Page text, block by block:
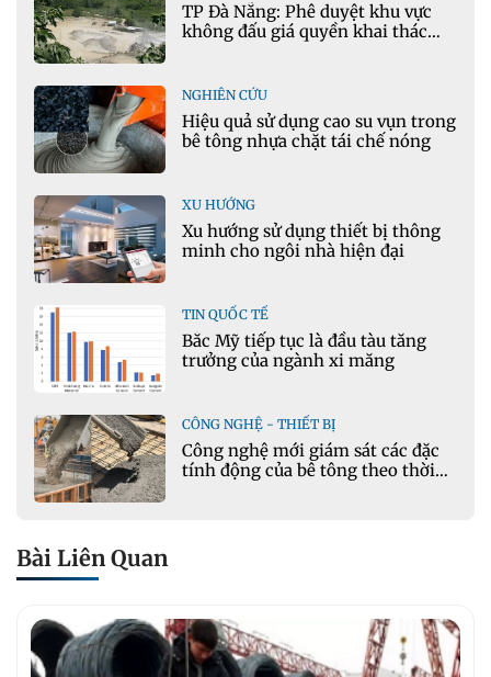
TP Đà Nẵng: Phê duyệt khu vực
không đấu giá quyền khai thác
NGHIÊN CỨU
Hiệu quả sử dụng cao su vụn trong
bê tông nhựa chặt tái chế nóng
XU HƯỚNG
Xu hướng sử dụng thiết bị thông
minh cho ngôi nhà hiện đại
TIN QUỐC TẾ
Bắc Mỹ tiếp tục là đầu tàu tăng
trưởng của ngành xi măng
CÔNG NGHỆ - THIẾT BỊ
Công nghệ mới giám sát các đặc
tính động của bê tông theo thời
Bài Liên Quan